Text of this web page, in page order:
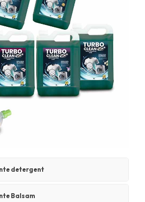
detergent
Balsam